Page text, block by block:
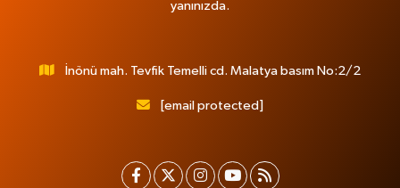
yanınızda.
İnönü mah. Tevfik Temelli cd. Malatya basım No:2/2
[email protected]